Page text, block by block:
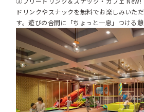
ドリンクやスナックを無料でお楽しみいた
す。遊びの合間に「ちょっと一息」つける憩